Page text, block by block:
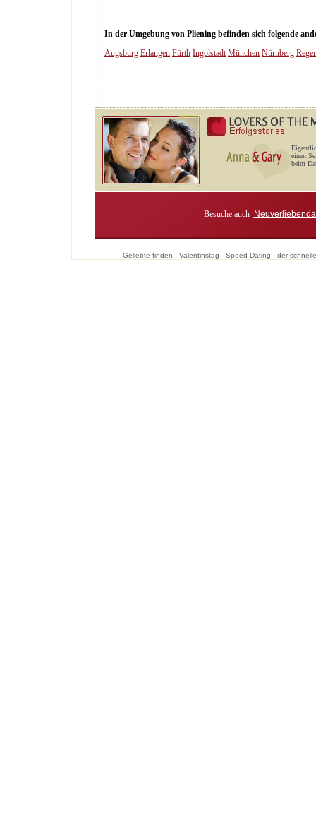
In der Umgebung von Pliening befinden sich folgende
Augsburg Erlangen Fürth Ingolstadt München Nürnberg
einen
beim
Besuche auch
Geliebte finden Valentinstag Speed Dating - der